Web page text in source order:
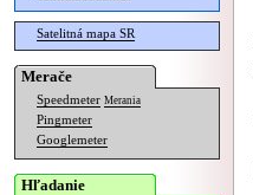
Satelitná mapa SR
Merače
Speedmeter Merania
Pingmeter
Googlemeter
Hľadanie